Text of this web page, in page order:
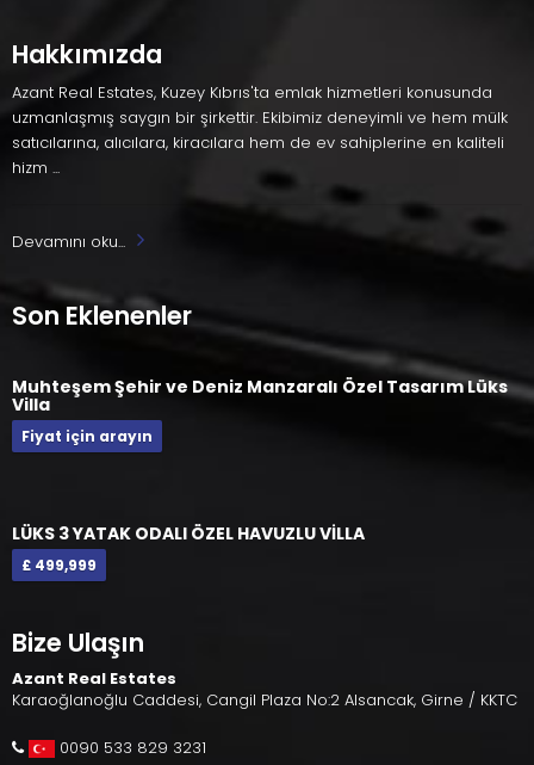
Hakkımızda
Azant Real Estates, Kuzey Kıbrıs'ta emlak hizmetleri konusunda
uzmanlaşmış saygın bir şirkettir. Ekibimiz deneyimli ve hem mülk
satıcılarına, alıcılara, kiracılara hem de ev sahiplerine en kaliteli
hizm ...
Devamını oku...
Son Eklenenler
Muhteşem Şehir ve Deniz Manzaralı Özel Tasarım Lüks
Villa
Fiyat için arayın
LÜKS 3 YATAK ODALI ÖZEL HAVUZLU VİLLA
£ 499,999
Bize Ulaşın
Azant Real Estates
Karaoğlanoğlu Caddesi, Cangil Plaza No:2 Alsancak, Girne / KKTC
0090 533 829 3231